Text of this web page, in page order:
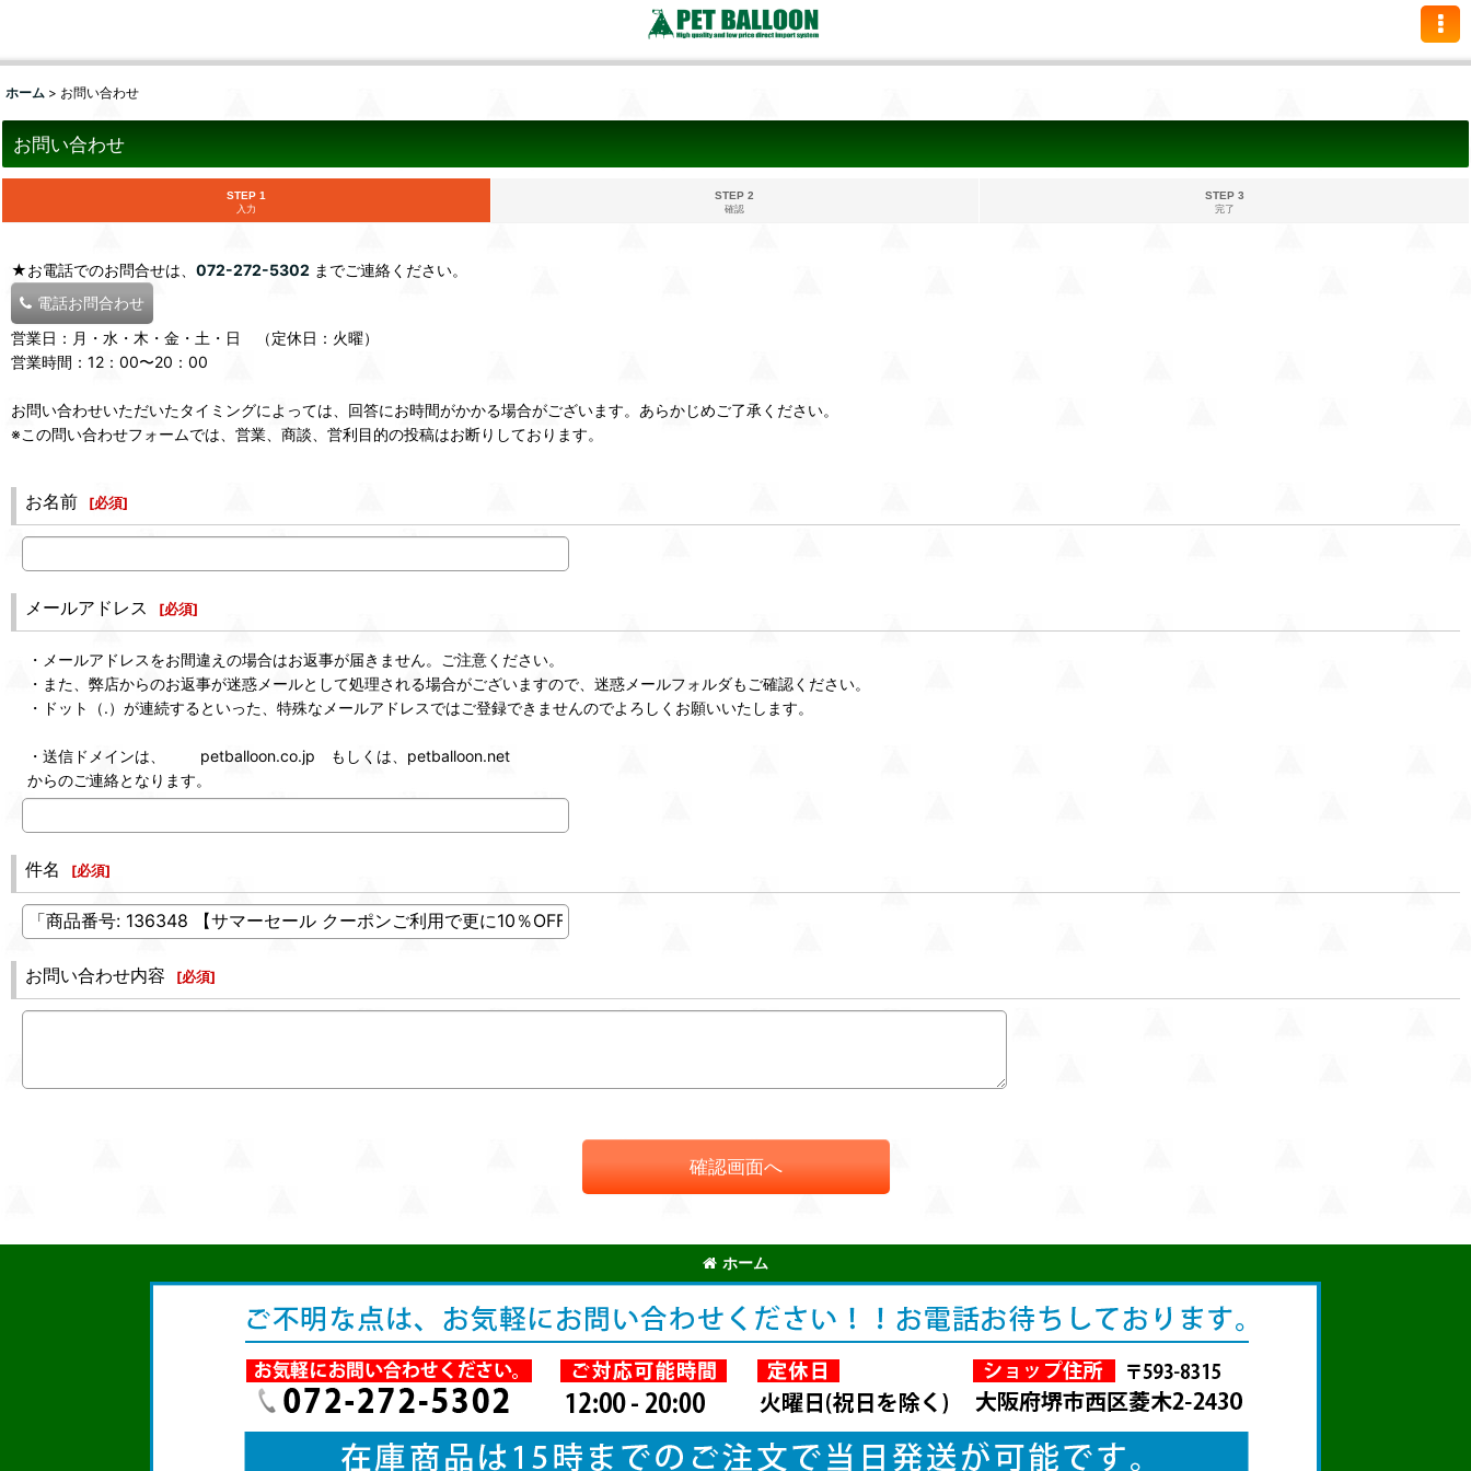
ホーム > お問い合わせ
お問い合わせ
STEP 1
入力
STEP 2
確認
STEP 3
完了
★お電話でのお問合せは、 072-272-5302 までご連絡ください。
電話お問合わせ
営業日：月・水・木・金・土・日 （定休日：火曜）
営業時間：12：00〜20：00
お問い合わせいただいたタイミングによっては、回答にお時間がかかる場合がございます。あらかじめご了承ください。
※この問い合わせフォームでは、営業、商談、営利目的の投稿はお断りしております。
お名前 [必須]
メールアドレス [必須]
・メールアドレスをお間違えの場合はお返事が届きません。ご注意ください。
・また、弊店からのお返事が迷惑メールとして処理される場合がございますので、迷惑メールフォルダもご確認ください。
・ドット（.）が連続するといった、特殊なメールアドレスではご登録できませんのでよろしくお願いいたします。
・送信ドメインは、 petballoon.co.jp もしくは、petballoon.net
からのご連絡となります。
件名 [必須]
お問い合わせ内容 [必須]
確認画面へ
ホーム